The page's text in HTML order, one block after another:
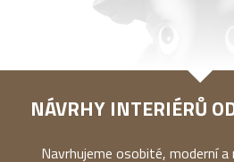
NÁVRHY INTERIÉRŮ
Navrhujeme osobité, moderní